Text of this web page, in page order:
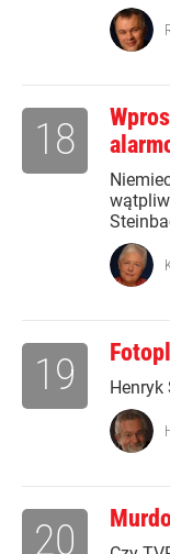
18
Henryk
19
20